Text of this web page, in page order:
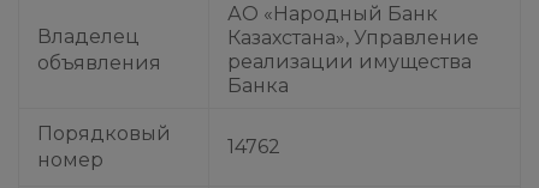
Владелец
объявления
АО «Народный Банк
Казахстана», Управление
реализации имущества
Банка
Порядковый
номер
14762